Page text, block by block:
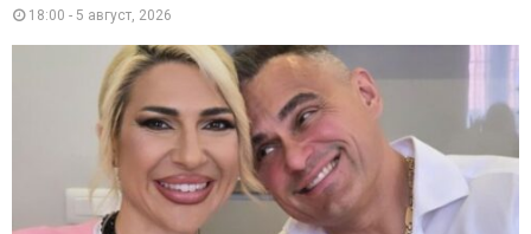
18:00 - 5 август, 2026